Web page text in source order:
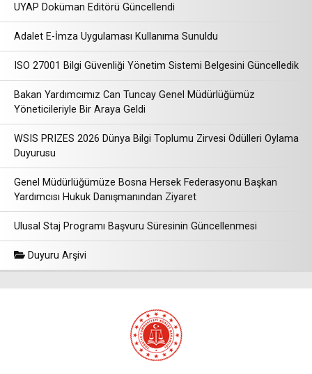
UYAP Doküman Editörü Güncellendi
Adalet E-İmza Uygulaması Kullanıma Sunuldu
ISO 27001 Bilgi Güvenliği Yönetim Sistemi Belgesini Güncelledik
Bakan Yardımcımız Can Tuncay Genel Müdürlüğümüz
Yöneticileriyle Bir Araya Geldi
WSIS PRIZES 2026 Dünya Bilgi Toplumu Zirvesi Ödülleri Oylama
Duyurusu
Genel Müdürlüğümüze Bosna Hersek Federasyonu Başkan
Yardımcısı Hukuk Danışmanından Ziyaret
Ulusal Staj Programı Başvuru Süresinin Güncellenmesi
Duyuru Arşivi